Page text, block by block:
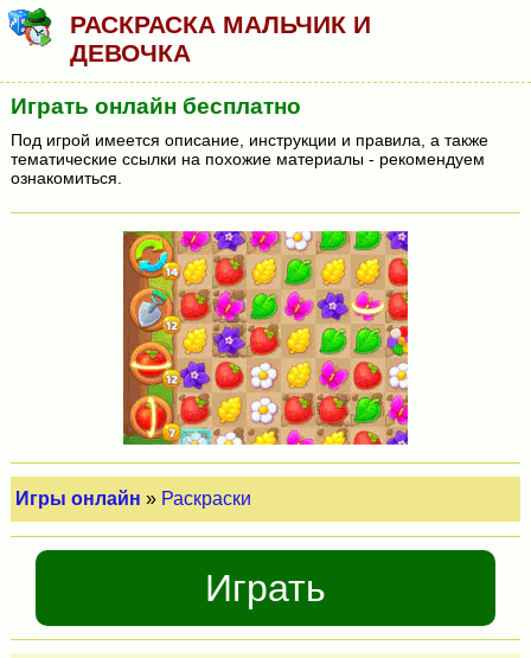
РАСКРАСКА МАЛЬЧИК И
ДЕВОЧКА
Играть онлайн бесплатно
Под игрой имеется описание, инструкции и правила, а также
тематические ссылки на похожие материалы - рекомендуем
ознакомиться.
Игры онлайн » Раскраски
Играть